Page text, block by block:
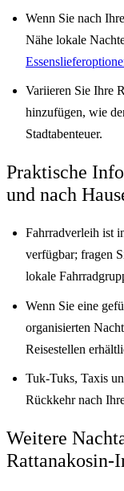
Wenn Sie nach
Nähe lokale
Variieren Sie Ihre
hinzufügen, wie
Stadtabenteuer.
Praktische
und nach
Fahrradverleih ist
verfügbar; fragen
lokale
Wenn Sie eine
organisierten
Reisestellen
Tuk-Tuks, Taxis
Rückkehr nach
Weitere
Rattanakosin-